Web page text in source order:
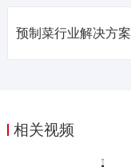
预制菜行业解决方案
相关视频